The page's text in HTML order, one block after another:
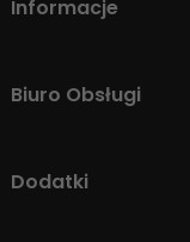
Informacje
Biuro Obsługi
Dodatki